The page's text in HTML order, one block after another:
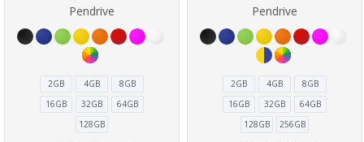
Pendrive
2GB 4GB
8GB
16GB
32GB
64GB
128GB
Pendrive
2GB 4GB
8GB
16GB
32GB
64GB
128GB
256GB